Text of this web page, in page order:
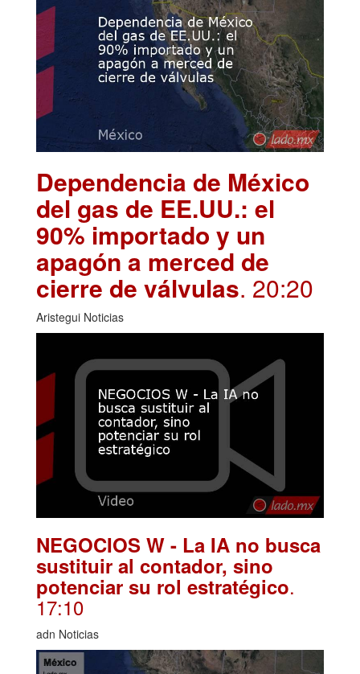
Dependencia de México
del gas de EE.UU.: el
90% importado y un
apagón a merced de
cierre de válvulas. 20:20
Aristegui Noticias
NEGOCIOS W - La IA no busca
sustituir al contador, sino
potenciar su rol estratégico.
17:10
adn Noticias